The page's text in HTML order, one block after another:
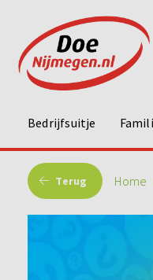
Bedrijfsuitje
Terug Home